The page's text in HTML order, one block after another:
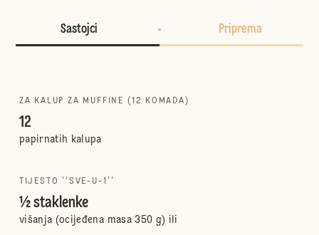
Sastojci Priprema
ZA KALUP ZA MUFFINE (12 KOMADA)
12
papirnatih kalupa
TIJESTO ''SVE-U-1''
½ staklenke
višanja (ocijeđena masa 350 g) ili